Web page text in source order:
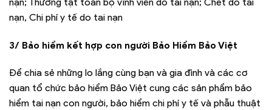
nạn, Chi phí y tế do tai nạn
3/ Bảo hiểm kết hợp con người Bảo Hiểm Bảo Việt
Để chia sẻ những lo lắng cùng bạn và gia đình và các cơ
quan tổ chức bảo hiểm Bảo Việt cung các sản phẩm bảo
hiểm tai nạn con người, bảo hiểm chi phí y tế và phẫu thuật